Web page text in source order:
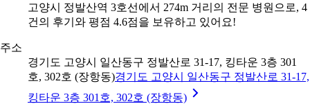
고양시 정발산역 3호선에서 274m 거리의 전문 병원으로, 4
건의 후기와 평점 4.6점을 보유하고 있어요!
주소
경기도 고양시 일산동구 정발산로 31-17, 킹타운 3층 301
호, 302호 (장항동)경기도 고양시 일산동구 정발산로 31-17,
킹타운 3층 301호, 302호 (장항동)